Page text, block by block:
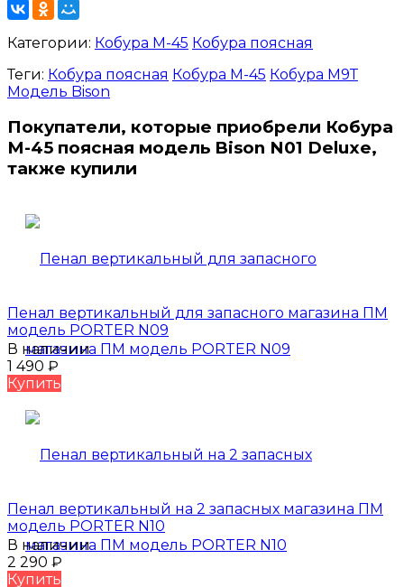
Категории: Кобура М-45 Кобура поясная
Теги: Кобура поясная Кобура М-45 Кобура М9Т
Модель Bison
Покупатели, которые приобрели Кобура
М-45 поясная модель Bison N01 Deluxe,
также купили
Пенал вертикальный для запасного магазина ПМ
модель PORTER N09
В наличии
1 490 ₽
Купить
Пенал вертикальный на 2 запасных магазина ПМ
модель PORTER N10
В наличии
2 290 ₽
Купить